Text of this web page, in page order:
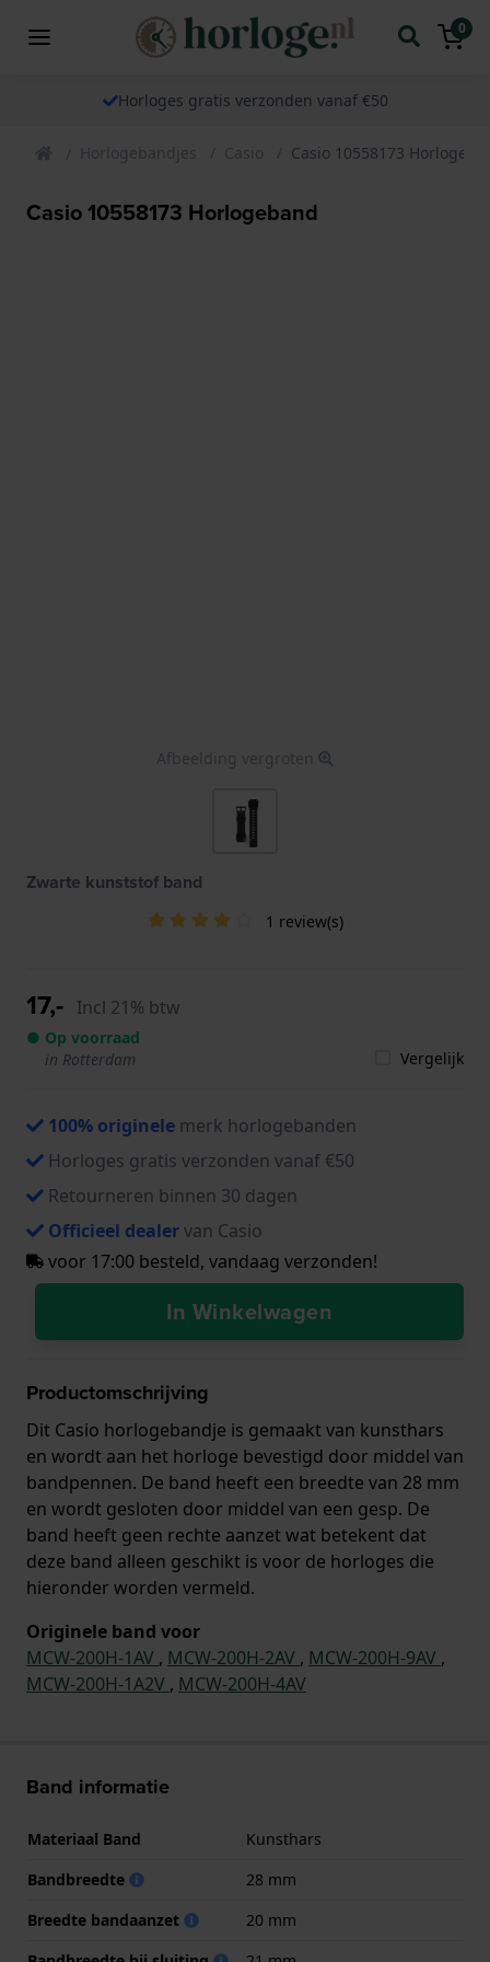
0
Horloges gratis verzonden vanaf €50
Horlogebandjes Casio Casio 10558173
Casio 10558173 Horlogeband
Afbeelding vergroten
Zwarte kunststof band
1 review(s)
17,- Incl 21% btw
● Op voorraad
in Rotterdam
Vergelijk
100% originele merk horlogebanden
Horloges gratis verzonden vanaf €50
Retourneren binnen 30 dagen
Officieel dealervan Casio
voor 17:00 besteld, vandaag verzonden!
In Winkelwagen
Productomschrijving
Dit Casio horlogebandje is gemaakt van kunsthars
en wordt aan het horloge bevestigd door middel van
bandpennen. De band heeft een breedte van 28 mm
en wordt gesloten door middel van een gesp. De
band heeft geen rechte aanzet wat betekent dat
deze band alleen geschikt is voor de horloges die
hieronder worden vermeld.
Originele band voor
MCW-200H-1AV , MCW-200H-2AV , MCW-200H-9AV ,
MCW-200H-1A2V , MCW-200H-4AV
Band informatie
Materiaal Band
Kunsthars
Bandbreedte
28 mm
Breedte bandaanzet
20 mm